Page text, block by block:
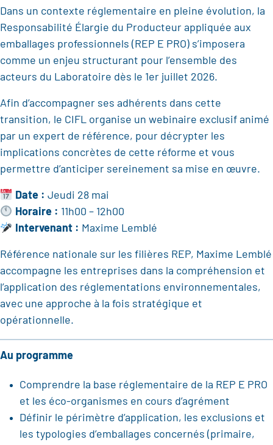
Dans un contexte réglementaire en pleine évolution, la
Responsabilité Élargie du Producteur appliquée aux
emballages professionnels (REP E PRO) s’imposera
comme un enjeu structurant pour l’ensemble des
acteurs du Laboratoire dès le 1er juillet 2026.
Afin d’accompagner ses adhérents dans cette
transition, le CIFL organise un webinaire exclusif animé
par un expert de référence, pour décrypter les
implications concrètes de cette réforme et vous
permettre d’anticiper sereinement sa mise en œuvre.
Date : Jeudi 28 mai
Horaire : 11h00 – 12h00
Intervenant : Maxime Lemblé
Référence nationale sur les filières REP, Maxime Lemblé
accompagne les entreprises dans la compréhension et
l’application des réglementations environnementales,
avec une approche à la fois stratégique et
opérationnelle.
Au programme
Comprendre la base réglementaire de la REP E PRO
et les éco-organismes en cours d’agrément
Définir le périmètre d’application, les exclusions et
les typologies d’emballages concernés (primaire,